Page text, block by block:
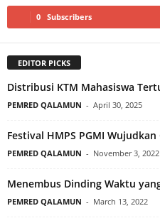
0 Subscribers
EDITOR PICKS
Distribusi KTM Mahasiswa
PEMRED QALAMUN - April 30, 2025
Festival HMPS PGMI
PEMRED QALAMUN - November 3, 2022
Menembus Dinding Waktu
PEMRED QALAMUN - March 13, 2022